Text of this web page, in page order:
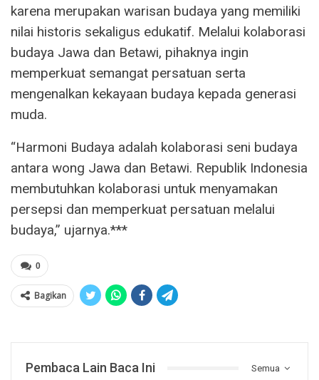
karena merupakan warisan budaya yang memiliki
nilai historis sekaligus edukatif. Melalui kolaborasi
budaya Jawa dan Betawi, pihaknya ingin
memperkuat semangat persatuan serta
mengenalkan kekayaan budaya kepada generasi
muda.
“Harmoni Budaya adalah kolaborasi seni budaya
antara wong Jawa dan Betawi. Republik Indonesia
membutuhkan kolaborasi untuk menyamakan
persepsi dan memperkuat persatuan melalui
budaya,” ujarnya.***
0
Bagikan
Semua
Pembaca Lain Baca Ini